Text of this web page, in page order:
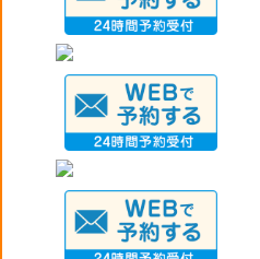
《岡山市・整体院》体を温めま
COPYRIGHT© viva-amg-okayama.com ALL